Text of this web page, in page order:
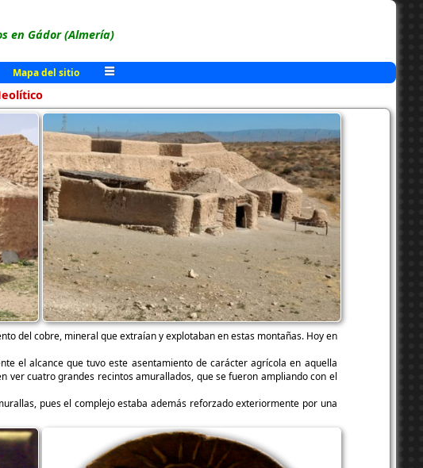
en Gádor (Almería)
Mapa del sitio
del cobre, mineral que extraían y explotaban en estas montañas. Hoy en
el alcance que tuvo este asentamiento de carácter agrícola en aquella
ver cuatro grandes recintos amurallados, que se fueron ampliando con el
pues el complejo estaba además reforzado exteriormente por una